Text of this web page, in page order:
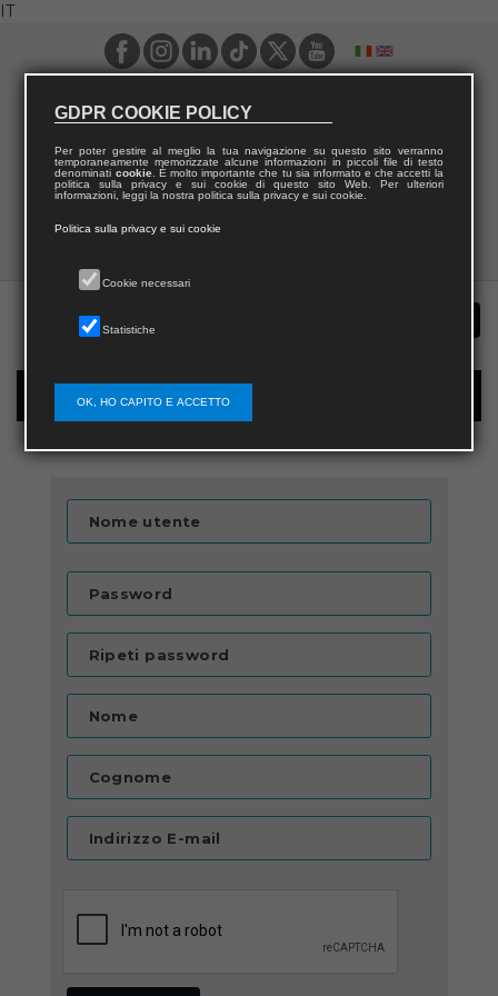
IT
Registrazione nuovo utente per acquisti sul sito
Nome utente
Password
Ripeti password
Nome
Cognome
Indirizzo E-mail
GDPR COOKIE POLICY
Per poter gestire al meglio la tua navigazione su questo sito verranno
temporaneamente memorizzate alcune informazioni in piccoli file di testo
denominati cookie. È molto importante che tu sia informato e che accetti la
politica sulla privacy e sui cookie di questo sito Web. Per ulteriori
informazioni, leggi la nostra politica sulla privacy e sui cookie.
Politica sulla privacy e sui cookie
Cookie necessari
Statistiche
OK, HO CAPITO E ACCETTO